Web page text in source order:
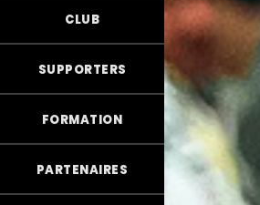
CLUB
SUPPORTERS
FORMATION
PARTENAIRES